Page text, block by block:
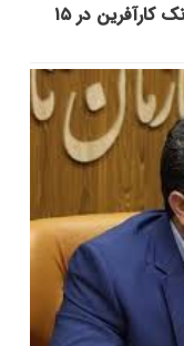
تغییر ساعت کاری شعب بانک کارآفرین در ۱۵